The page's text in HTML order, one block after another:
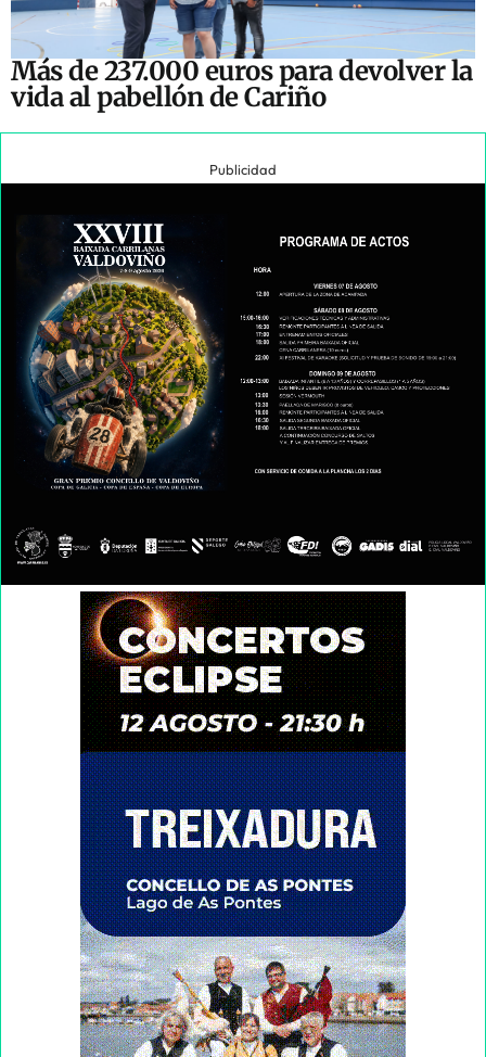
Más de 237.000 euros para devolver la
vida al pabellón de Cariño
Publicidad